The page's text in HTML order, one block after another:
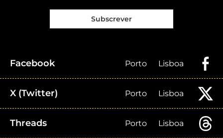
Subscrever
Facebook Porto Lisboa
X (Twitter) Porto Lisboa
Threads Porto Lisboa